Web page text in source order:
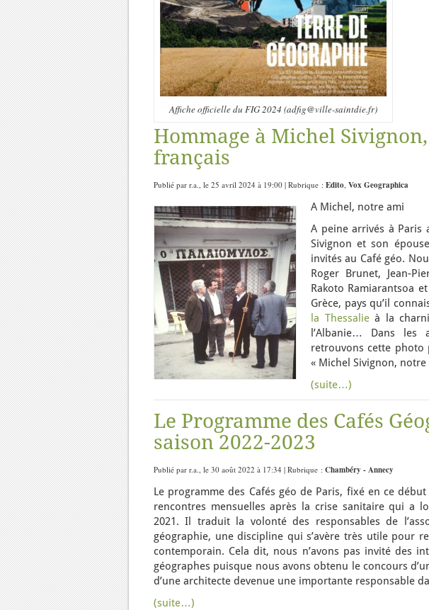
Affiche officielle du FIG 2024 (adfig@ville-saintdie.fr)
Hommage à Michel
français
Publié par r.a., le 25 avril 2024 à 19:00 | Rubrique : Edito, Vox Geographica
A Michel, notre ami
A peine arrivés à Paris
Sivignon et son
invités au Café géo.
Roger Brunet, Jean-
Rakoto Ramiarantsoa
Grèce, pays qu’il
la Thessalieà la
l’Albanie… Dans les
retrouvons cette photo
« Michel Sivignon, notre
(suite…)
Le Programme des Cafés
saison 2022-2023
Publié par r.a., le 30 août 2022 à 17:34 | Rubrique : Chambéry - Annecy
Le programme des Cafés géo de Paris, fixé en ce
rencontres mensuelles après la crise sanitaire qui a
2021. Il traduit la volonté des responsables de
géographie, une discipline qui s’avère très utile pour
contemporain. Cela dit, nous n’avons pas invité des
géographes puisque nous avons obtenu le concours
d’une architecte devenue une importante responsable
(suite…)